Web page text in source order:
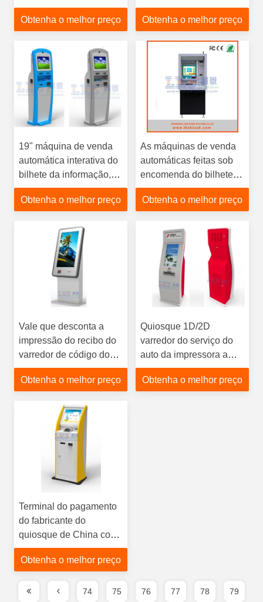
impressão da foto do CE
em um quiosque do PC
Obtenha o melhor preço
máquina de venda
automática do bilhete da
Obtenha o melhor preço
19" máquina de venda
automática interativa do
bilhete da informação,
quiosque do pagamento
da moeda
Obtenha o melhor preço
As máquinas de venda
automáticas feitas sob
encomenda do bilhete
do projeto moderno anti -
espane Linux
Obtenha o melhor preço
Vale que desconta a
impressão do recibo do
varredor de código do
quiosque QR do serviço
do auto
Obtenha o melhor preço
Quiosque 1D/2D
varredor do serviço do
auto da impressora a
laser A4 para a estação
de metro pública da área
Obtenha o melhor preço
Terminal do pagamento
do fabricante do
quiosque de China com
antena
Obtenha o melhor preço
74 75 76 77 78 79